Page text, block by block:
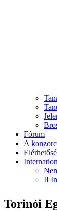
Fórum
A
II
Torinói